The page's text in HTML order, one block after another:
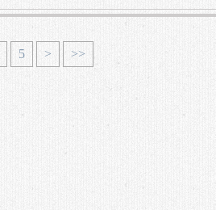
5 > >>